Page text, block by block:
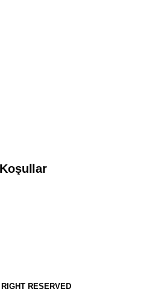
RESERVED